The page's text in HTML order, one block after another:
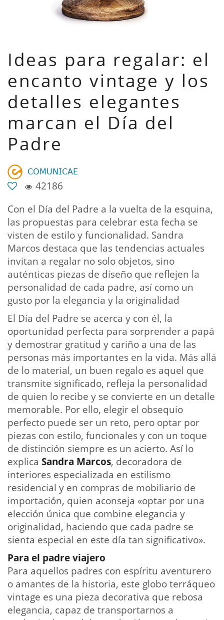
Ideas para regalar: el
encanto vintage y los
detalles elegantes
marcan el Día del
Padre
𝖢𝖮𝖬𝖴𝖭𝖨𝖢𝖠𝖤
42186
Con el Día del Padre a la vuelta de la esquina,
las propuestas para celebrar esta fecha se
visten de estilo y funcionalidad. Sandra
Marcos destaca que las tendencias actuales
invitan a regalar no solo objetos, sino
auténticas piezas de diseño que reflejen la
personalidad de cada padre, así como un
gusto por la elegancia y la originalidad
El Día del Padre se acerca y con él, la
oportunidad perfecta para sorprender a papá
y demostrar gratitud y cariño a una de las
personas más importantes en la vida. Más allá
de lo material, un buen regalo es aquel que
transmite significado, refleja la personalidad
de quien lo recibe y se convierte en un detalle
memorable. Por ello, elegir el obsequio
perfecto puede ser un reto, pero optar por
piezas con estilo, funcionales y con un toque
de distinción siempre es un acierto. Así lo
explica Sandra Marcos, decoradora de
interiores especializada en estilismo
residencial y en compras de mobiliario de
importación, quien aconseja «optar por una
elección única que combine elegancia y
originalidad, haciendo que cada padre se
sienta especial en este día tan significativo».
Para el padre viajero
Para aquellos padres con espíritu aventurero
o amantes de la historia, este globo terráqueo
vintage es una pieza decorativa que rebosa
elegancia, capaz de transportarnos a